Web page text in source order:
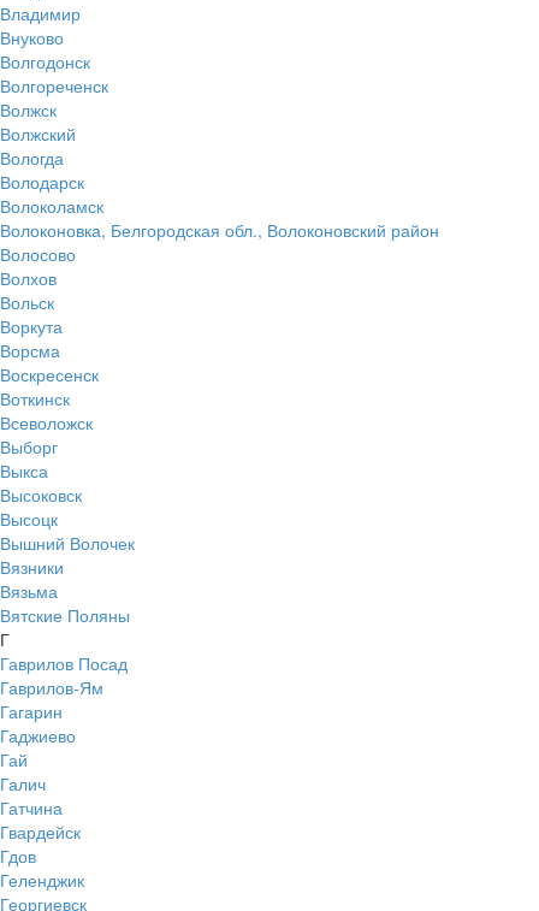
Владимир
Внуково
Волгодонск
Волгореченск
Волжск
Волжский
Вологда
Володарск
Волоколамск
Волоконовка, Белгородская обл., Волоконовский район
Волосово
Волхов
Вольск
Воркута
Ворсма
Воскресенск
Воткинск
Всеволожск
Выборг
Выкса
Высоковск
Высоцк
Вышний Волочек
Вязники
Вязьма
Вятские Поляны
Г
Гаврилов Посад
Гаврилов-Ям
Гагарин
Гаджиево
Гай
Галич
Гатчина
Гвардейск
Гдов
Геленджик
Георгиевск